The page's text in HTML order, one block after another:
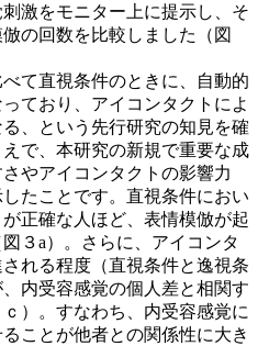
激をモニター上に提示し、そ
の回数を比較しました（図
て直視条件のときに、自動的
ており、アイコンタクトによ
、という先行研究の知見を確
で、本研究の新規で重要な成
やアイコンタクトの影響力
たことです。直視条件におい
正確な人ほど、表情模倣が起
３a）。さらに、アイコンタ
れる程度（直視条件と逸視条
内受容感覚の個人差と相関す
）。すなわち、内受容感覚に
ことが他者との関係性に大き